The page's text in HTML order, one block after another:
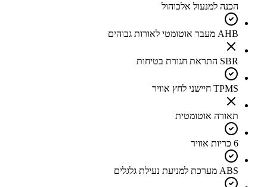
הכנה למנעול אלכוהול
AHB מעבר אוטומטי לאורות גבוהים
SBR התראת חגורת בטיחות
TPMS חיישני לחץ אוויר
תאורה אוטומטית
6 כריות אוויר
ABS מערכת למניעת נעילת גלגלים